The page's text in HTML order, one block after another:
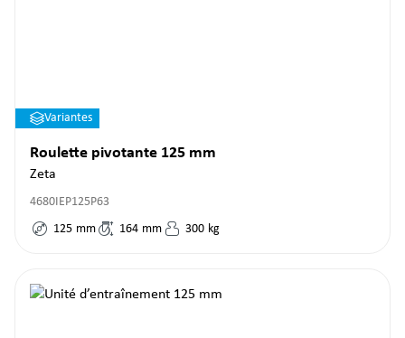
Variantes
Roulette pivotante 125 mm
Zeta
4680IEP125P63
125 mm 164 mm 300 kg